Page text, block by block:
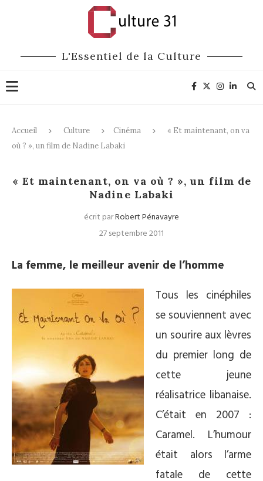
L'Essentiel de la Culture
Accueil Culture Cinéma
« Et maintenant, on va
où ? », un film de Nadine Labaki
« Et maintenant, on va où ? », un film de
Nadine Labaki
écrit parRobert Pénavayre
27 septembre 2011
La femme, le meilleur avenir de l’homme
Tous les cinéphiles
se souviennent avec
un sourire aux lèvres
du premier long de
cette jeune
réalisatrice libanaise.
C’était en 2007 :
Caramel. L’humour
était alors l’arme
fatale de cette